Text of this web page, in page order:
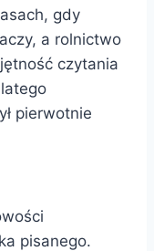
gdy
a rolnictwo
czytania
pierwotnie
pisanego.